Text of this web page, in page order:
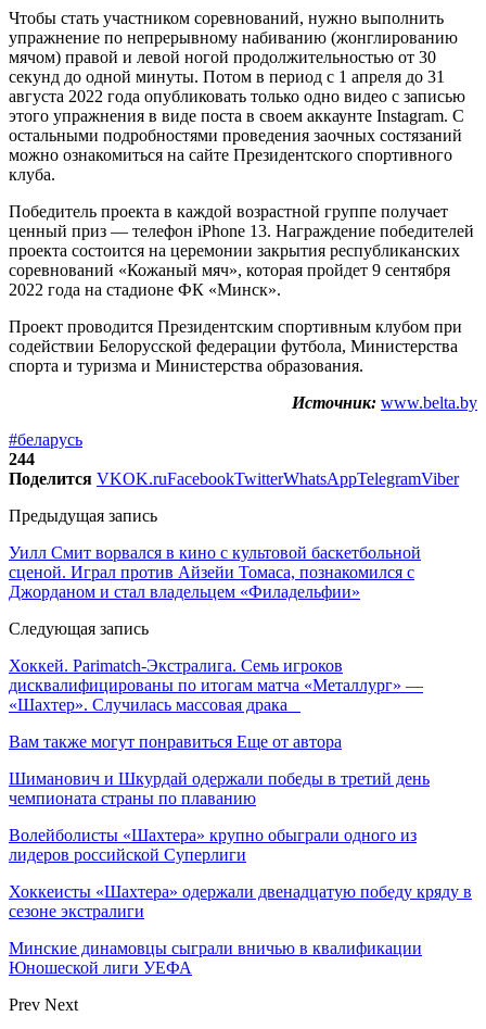
Чтобы стать участником соревнований, нужно выполнить
упражнение по непрерывному набиванию (жонглированию
мячом) правой и левой ногой продолжительностью от 30
секунд до одной минуты. Потом в период с 1 апреля до 31
августа 2022 года опубликовать только одно видео с записью
этого упражнения в виде поста в своем аккаунте Instagram. С
остальными подробностями проведения заочных состязаний
можно ознакомиться на сайте Президентского спортивного
клуба.
Победитель проекта в каждой возрастной группе получает
ценный приз — телефон iPhone 13. Награждение победителей
проекта состоится на церемонии закрытия республиканских
соревнований «Кожаный мяч», которая пройдет 9 сентября
2022 года на стадионе ФК «Минск».
Проект проводится Президентским спортивным клубом при
содействии Белорусской федерации футбола, Министерства
спорта и туризма и Министерства образования.
Источник: www.belta.by
#беларусь
244
Поделится VKOK.ruFacebookTwitterWhatsAppTelegramViber
Предыдущая запись
Уилл Смит ворвался в кино с культовой баскетбольной
сценой. Играл против Айзейи Томаса, познакомился с
Джорданом и стал владельцем «Филадельфии»
Следующая запись
Хоккей. Parimatch-Экстралига. Семь игроков
дисквалифицированы по итогам матча «Металлург» —
«Шахтер». Случилась массовая драка
Вам также могут понравиться Еще от автора
Шиманович и Шкурдай одержали победы в третий день
чемпионата страны по плаванию
Волейболисты «Шахтера» крупно обыграли одного из
лидеров российской Суперлиги
Хоккеисты «Шахтера» одержали двенадцатую победу кряду в
сезоне экстралиги
Минские динамовцы сыграли вничью в квалификации
Юношеской лиги УЕФА
Prev Next